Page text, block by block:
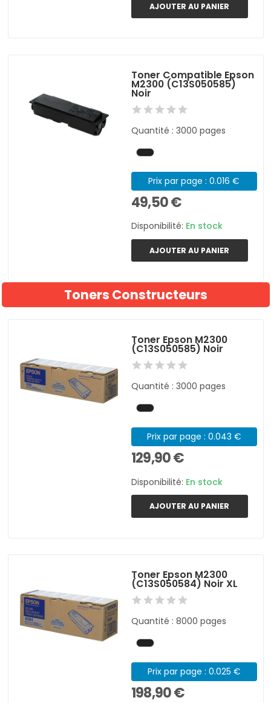
AJOUTER AU PANIER
Toner Compatible Epson
M2300 (C13S050585)
Noir
Quantité : 3000 pages
Prix par page : 0.016 €
49,50 €
Disponibilité: En stock
AJOUTER AU PANIER
Toners Constructeurs
Toner Epson M2300
(C13S050585) Noir
Quantité : 3000 pages
Prix par page : 0.043 €
129,90 €
Disponibilité: En stock
AJOUTER AU PANIER
Toner Epson M2300
(C13S050584) Noir XL
Quantité : 8000 pages
Prix par page : 0.025 €
198,90 €